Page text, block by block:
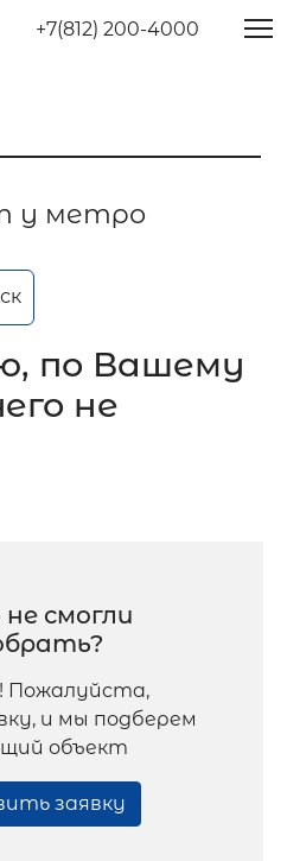
+7(812) 200-4000
у метро
по Вашему
не
не смогли
Пожалуйста,
и мы подберем
объект
заявку